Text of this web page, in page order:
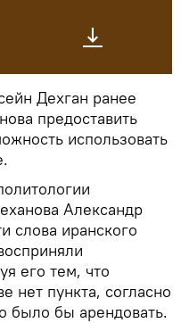
Дехган ранее
предоставить
использовать
Александр
слова иранского
его тем, что
нет пункта, согласно
было бы арендовать.